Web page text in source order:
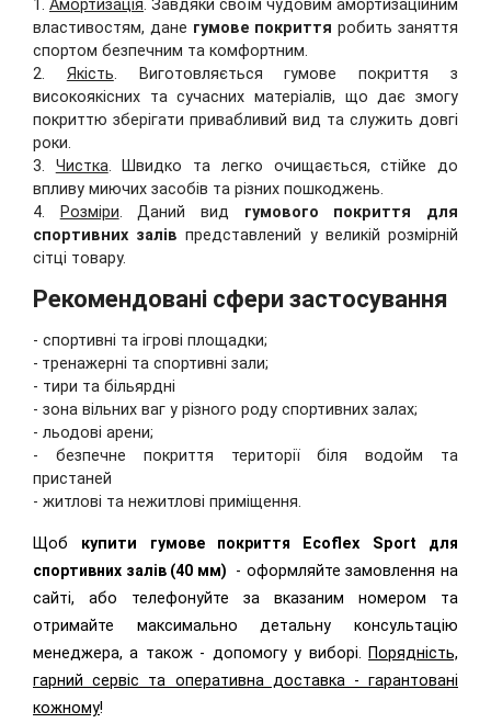
1. Амортизація. Завдяки своїм чудовим амортизаційним
властивостям, дане гумове покриття робить заняття
спортом безпечним та комфортним.
2. Якість. Виготовляється гумове покриття з
високоякісних та сучасних матеріалів, що дає змогу
покриттю зберігати привабливий вид та служить довгі
роки.
3. Чистка. Швидко та легко очищається, стійке до
впливу миючих засобів та різних пошкоджень.
4.
Розміри. Даний вид гумового покриття для
спортивних залів представлений у великій розмірній
сітці товару.
Рекомендовані сфери застосування
- спортивні та ігрові площадки;
- тренажерні та спортивні зали;
- тири та більярдні
- зона вільних ваг у різного роду спортивних залах;
- льодові арени;
- безпечне покриття території біля водойм та
пристаней
- житлові та нежитлові приміщення.
Щоб купити гумове покриття Ecoflex Sport для
спортивних залів (40 мм)
- оформляйте замовлення на
сайті, або телефонуйте за вказаним номером та
отримайте максимально детальну консультацію
менеджера, а також - допомогу у виборі. Порядність,
гарний сервіс та оперативна доставка - гарантовані
кожному!